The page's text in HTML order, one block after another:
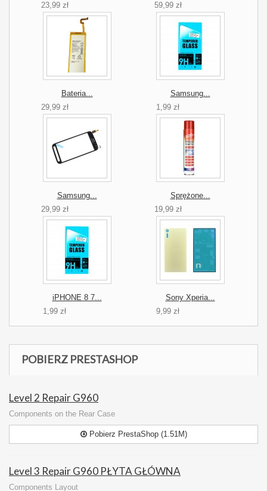
23,99 zł
59,99 zł
Bateria...
29,99 zł
Samsung...
1,99 zł
Samsung...
29,99 zł
Sprężone...
19,99 zł
iPHONE 8 7...
1,99 zł
Sony Xperia...
9,99 zł
POBIERZ PRESTASHOP
Level 2 Repair G960
Components on the Rear Case
Pobierz PrestaShop (1.51M)
Level 3 Repair G960 PŁYTA GŁÓWNA
Components Layout